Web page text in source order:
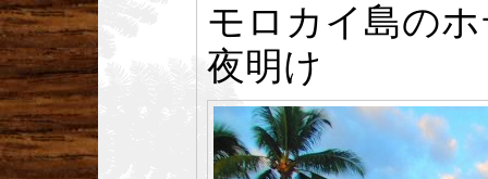
モロカイ島の
夜明け